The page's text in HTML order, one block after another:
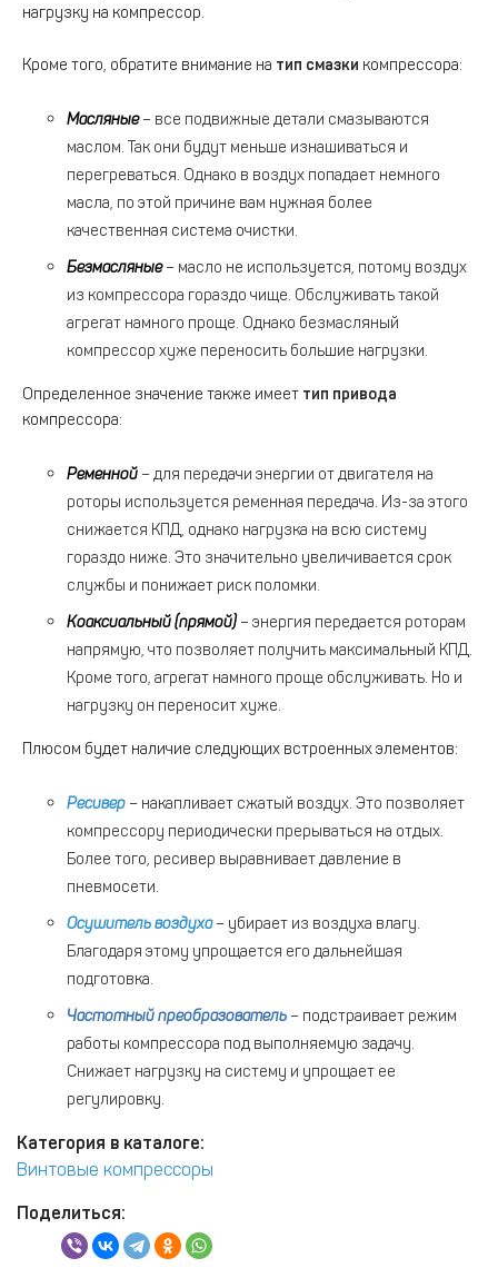
нагрузку на компрессор.
Кроме того, обратите внимание на тип смазки компрессора:
Масляные– все подвижные детали смазываются
маслом. Так они будут меньше изнашиваться и
перегреваться. Однако в воздух попадает немного
масла, по этой причине вам нужная более
качественная система очистки.
Безмасляные– масло не используется, потому воздух
из компрессора гораздо чище. Обслуживать такой
агрегат намного проще. Однако безмасляный
компрессор хуже переносить большие нагрузки.
Определенное значение также имеет тип привода
компрессора:
Ременной – для передачи энергии от двигателя на
роторы используется ременная передача. Из-за этого
снижается КПД, однако нагрузка на всю систему
гораздо ниже. Это значительно увеличивается срок
службы и понижает риск поломки.
Коаксиальный (прямой)– энергия передается роторам
напрямую, что позволяет получить максимальный КПД.
Кроме того, агрегат намного проще обслуживать. Но и
нагрузку он переносит хуже.
Плюсом будет наличие следующих встроенных элементов:
Ресивер – накапливает сжатый воздух. Это позволяет
компрессору периодически прерываться на отдых.
Более того, ресивер выравнивает давление в
пневмосети.
Осушитель воздуха – убирает из воздуха влагу.
Благодаря этому упрощается его дальнейшая
подготовка.
Частотный преобразователь – подстраивает режим
работы компрессора под выполняемую задачу.
Снижает нагрузку на систему и упрощает ее
регулировку.
Категория в каталоге:
Винтовые компрессоры
Поделиться: